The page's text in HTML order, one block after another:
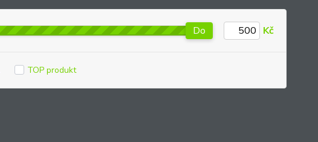
Do Kč
TOP produkt